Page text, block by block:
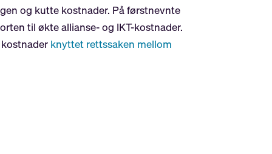
og kutte kostnader. På førstnevnte
til økte allianse- og IKT-kostnader.
knyttet rettssaken mellom